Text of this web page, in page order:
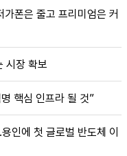
폰은 줄고 프리미엄은 커
시장 확보
핵심 인프라 될 것”
인에 첫 글로벌 반도체 이